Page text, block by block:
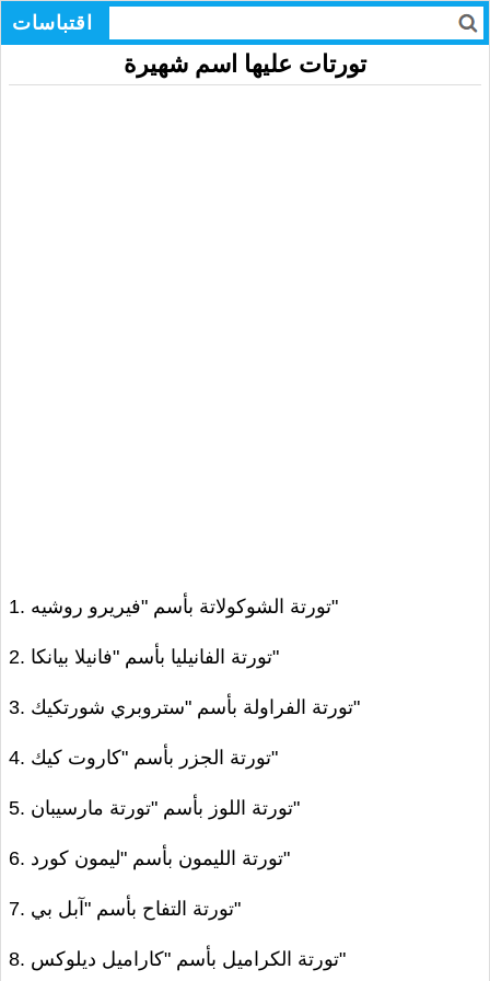
اقتباسات
تورتات عليها اسم شهيرة
1. تورتة الشوكولاتة بأسم "فيريرو روشيه"
2. تورتة الفانيليا بأسم "فانيلا بيانكا"
3. تورتة الفراولة بأسم "ستروبري شورتكيك"
4. تورتة الجزر بأسم "كاروت كيك"
5. تورتة اللوز بأسم "تورتة مارسيبان"
6. تورتة الليمون بأسم "ليمون كورد"
7. تورتة التفاح بأسم "آبل بي"
8. تورتة الكراميل بأسم "كاراميل ديلوكس"